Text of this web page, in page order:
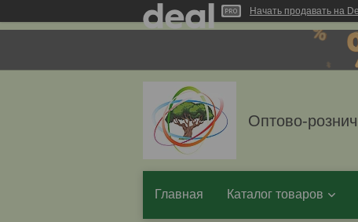
Начать продавать на
Оптово-
Главная Каталог товаров